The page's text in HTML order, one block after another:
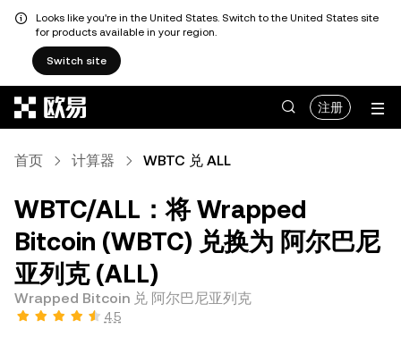
Looks like you're in the United States. Switch to the United States site
for products available in your region.
Switch site
注册
首页 计算器 WBTC 兑 ALL
WBTC/ALL：将 Wrapped
Bitcoin (WBTC) 兑换为 阿尔巴尼
亚列克 (ALL)
Wrapped Bitcoin 兑 阿尔巴尼亚列克
4.5